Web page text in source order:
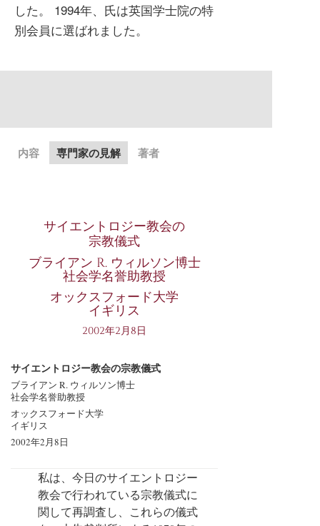
した。 1994年、氏は英国学士院の特
別会員に選ばれました。
内容 専門家の見解 著者
サイエントロジー教会の
宗教儀式
ブライアン R. ウィルソン博士
社会学名誉助教授
オックスフォード大学
イギリス
2002年2月8日
サイエントロジー教会の宗教儀式
ブライアン R. ウィルソン博士
社会学名誉助教授
オックスフォード大学
イギリス
2002年2月8日
私は、今日のサイエントロジー
教会で行われている宗教儀式に
関して再調査し、これらの儀式